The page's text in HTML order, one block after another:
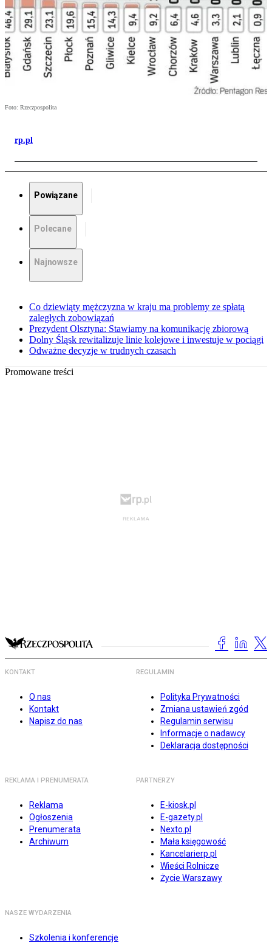
Foto: Rzeczpospolita
rp.pl
Powiązane
Polecane
Najnowsze
Co dziewiąty mężczyzna w kraju ma problemy ze spłatą
zaległych zobowiązań
Prezydent Olsztyna: Stawiamy na komunikację zbiorową
Dolny Śląsk rewitalizuje linie kolejowe i inwestuje w pociągi
Odważne decyzje w trudnych czasach
Promowane treści
KONTAKT
O nas
Kontakt
Napisz do nas
REGULAMIN
Polityka Prywatności
Zmiana ustawień zgód
Regulamin serwisu
Informacje o nadawcy
Deklaracja dostępności
REKLAMA I PRENUMERATA
Reklama
Ogłoszenia
Prenumerata
Archiwum
PARTNERZY
E-kiosk.pl
E-gazety.pl
Nexto.pl
Mała księgowość
Kancelarierp.pl
Wieści Rolnicze
Życie Warszawy
NASZE WYDARZENIA
Szkolenia i konferencje